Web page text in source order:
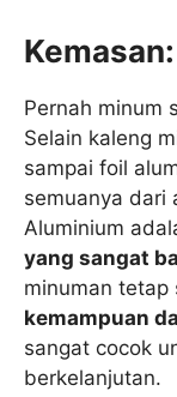
Kemasan:
Pernah minum
Selain kaleng
sampai foil
semuanya dari
Aluminium
yang sangat
minuman tetap
kemampuan
sangat cocok
berkelanjutan.